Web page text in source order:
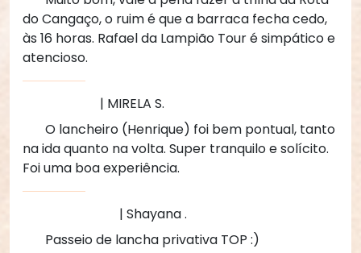
do Cangaço, o ruim é que a barraca fecha cedo,
às 16 horas. Rafael da Lampião Tour é simpático e
atencioso.
| MIRELA S.
O lancheiro (Henrique) foi bem pontual, tanto
na ida quanto na volta. Super tranquilo e solícito.
Foi uma boa experiência.
| Shayana .
Passeio de lancha privativa TOP :)